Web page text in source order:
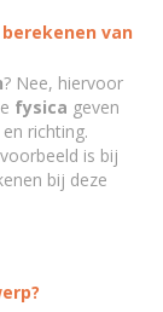
van
? Nee, hiervoor
fysica geven
richting.
is bij
bij deze